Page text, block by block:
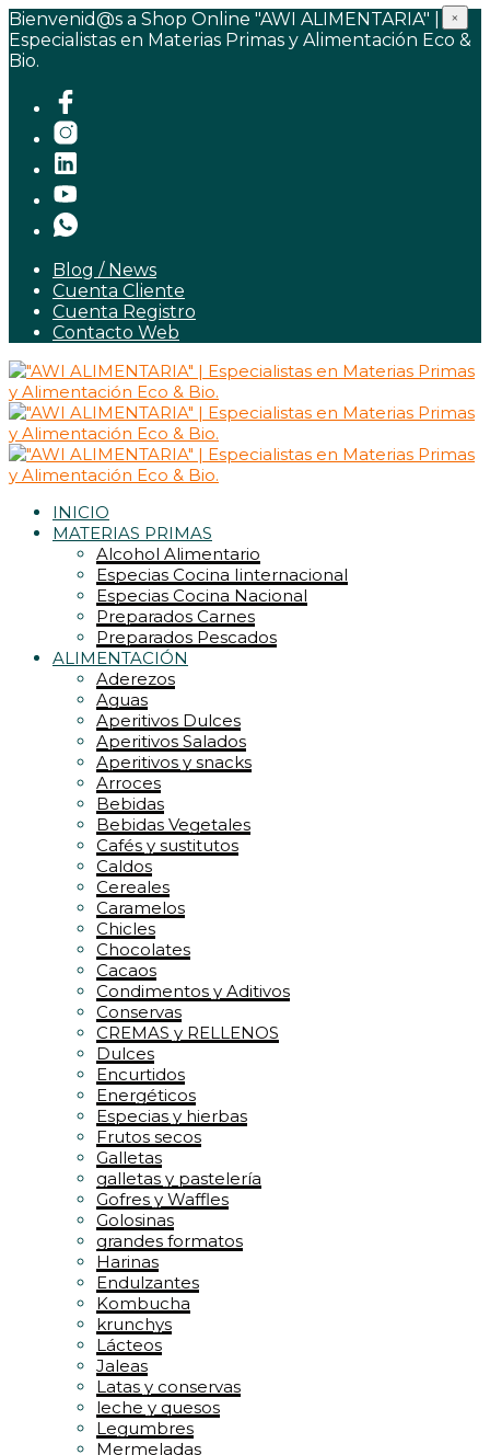
Bienvenid@s a Shop Online "AWI ALIMENTARIA" |
Especialistas en Materias Primas y Alimentación Eco &
Bio.
Blog / News
Cuenta Cliente
Cuenta Registro
Contacto Web
INICIO
MATERIAS PRIMAS
Alcohol Alimentario
Especias Cocina Iinternacional
Especias Cocina Nacional
Preparados Carnes
Preparados Pescados
ALIMENTACIÓN
Aderezos
Aguas
Aperitivos Dulces
Aperitivos Salados
Aperitivos y snacks
Arroces
Bebidas
Bebidas Vegetales
Cafés y sustitutos
Caldos
Cereales
Caramelos
Chicles
Chocolates
Cacaos
Condimentos y Aditivos
Conservas
CREMAS y RELLENOS
Dulces
Encurtidos
Energéticos
Especias y hierbas
Frutos secos
Galletas
galletas y pastelería
Gofres y Waffles
Golosinas
grandes formatos
Harinas
Endulzantes
Kombucha
krunchys
Lácteos
Jaleas
Latas y conservas
leche y quesos
Legumbres
Mermeladas
×